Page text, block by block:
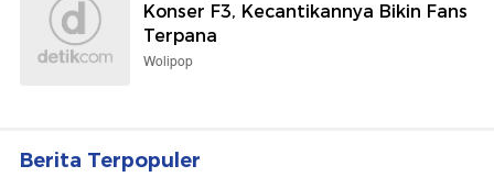
Konser F3, Kecantikannya Bikin Fans
Terpana
Wolipop
Berita Terpopuler